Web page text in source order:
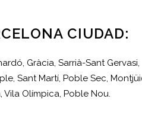
CIUDAD:
Gràcia, Sarrià-Sant Gervasi,
Sant Martí, Poble Sec,
Olímpica, Poble Nou.